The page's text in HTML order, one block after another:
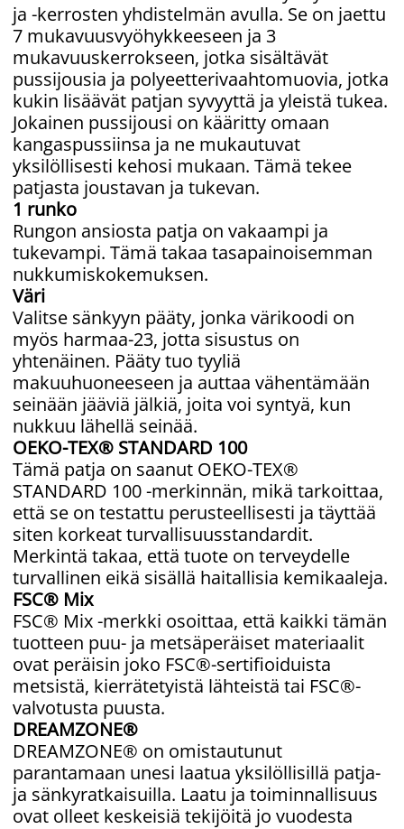
ja -kerrosten yhdistelmän avulla. Se on jaettu
7 mukavuusvyöhykkeeseen ja 3
mukavuuskerrokseen, jotka sisältävät
pussijousia ja polyeetterivaahtomuovia, jotka
kukin lisäävät patjan syvyyttä ja yleistä tukea.
Jokainen pussijousi on kääritty omaan
kangaspussiinsa ja ne mukautuvat
yksilöllisesti kehosi mukaan. Tämä tekee
patjasta joustavan ja tukevan.
1 runko
Rungon ansiosta patja on vakaampi ja
tukevampi. Tämä takaa tasapainoisemman
nukkumiskokemuksen.
Väri
Valitse sänkyyn pääty, jonka värikoodi on
myös harmaa-23, jotta sisustus on
yhtenäinen. Pääty tuo tyyliä
makuuhuoneeseen ja auttaa vähentämään
seinään jääviä jälkiä, joita voi syntyä, kun
nukkuu lähellä seinää.
OEKO-TEX® STANDARD 100
Tämä patja on saanut OEKO-TEX®
STANDARD 100 -merkinnän, mikä tarkoittaa,
että se on testattu perusteellisesti ja täyttää
siten korkeat turvallisuusstandardit.
Merkintä takaa, että tuote on terveydelle
turvallinen eikä sisällä haitallisia kemikaaleja.
FSC® Mix
FSC® Mix -merkki osoittaa, että kaikki tämän
tuotteen puu- ja metsäperäiset materiaalit
ovat peräisin joko FSC®-sertifioiduista
metsistä, kierrätetyistä lähteistä tai FSC®-
valvotusta puusta.
DREAMZONE®
DREAMZONE® on omistautunut
parantamaan unesi laatua yksilöllisillä patja-
ja sänkyratkaisuilla. Laatu ja toiminnallisuus
ovat olleet keskeisiä tekijöitä jo vuodesta